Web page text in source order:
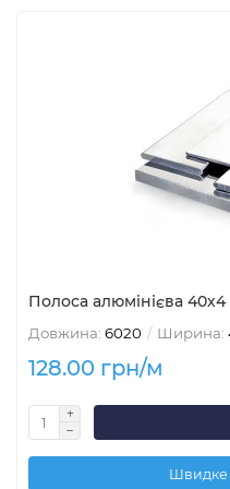
Полоса алюмінієва 40х4
Довжина: 6020 Ширина:
128.00 грн/м
Швидке